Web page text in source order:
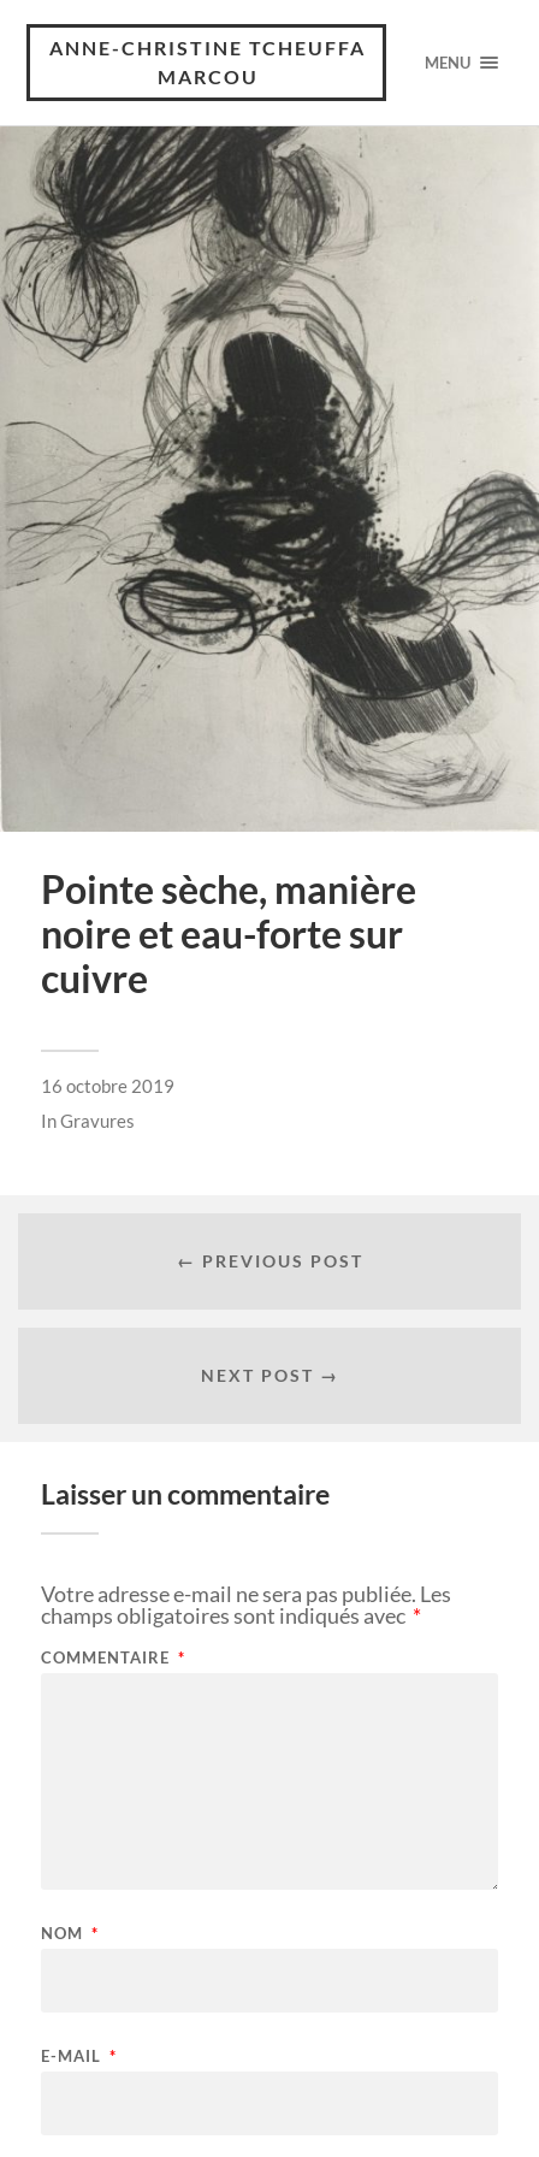
ANNE-CHRISTINE TCHEUFFA
MARCOU
MENU
Pointe sèche, manière
noire et eau-forte sur
cuivre
16 octobre 2019
InGravures
← PREVIOUS POST
NEXT POST →
Laisser un commentaire
Votre adresse e-mail ne sera pas publiée. Les
champs obligatoires sont indiqués avec *
COMMENTAIRE *
NOM *
E-MAIL *